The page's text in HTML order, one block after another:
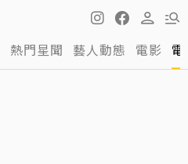
熱門星聞 藝人動態 電影